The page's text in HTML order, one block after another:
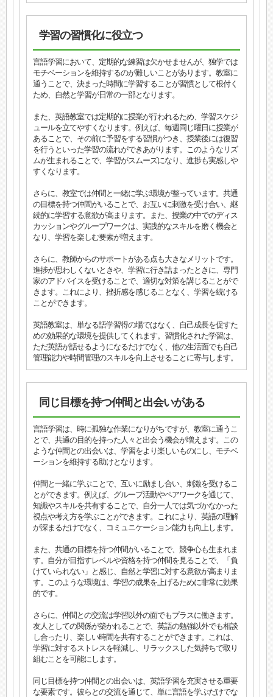
学習の習慣化に役立つ
言語学習において、定期的な練習は欠かせませんが、独学では
モチベーションを維持するのが難しいことがあります。教室に
通うことで、決まった時間に学習することが習慣として根付く
ため、自然と学習が日常の一部となります。
また、英語教室では定期的に授業が行われるため、学習スケジ
ュールを立てやすくなります。例えば、毎週同じ曜日に授業が
あることで、その前に予習をする習慣がつき、授業後には復習
を行うといった学習の流れができあがります。このようなリズ
ムが生まれることで、学習がスムーズになり、進捗も実感しや
すくなります。
さらに、教室では仲間と一緒に学ぶ環境が整っています。共通
の目標を持つ仲間がいることで、お互いに刺激を受け合い、継
続的に学習する意欲が高まります。また、授業の中でのディス
カッションやグループワークは、実践的なスキルを磨く機会と
なり、学習を楽しむ要素が増えます。
さらに、教師からのサポートがある点も大きなメリットです。
進捗が思わしくないときや、学習に行き詰まったときに、専門
家のアドバイスを受けることで、適切な対策を講じることがで
きます。これにより、挫折感を感じることなく、学習を続ける
ことができます。
英語教室は、単なる語学習得の場ではなく、自己成長を促すた
めの効果的な環境を提供してくれます。習慣化された学習は、
ただ英語が話せるようになるだけでなく、他の生活面でも自己
管理能力や時間管理のスキルを向上させることに寄与します。
同じ目標を持つ仲間と出会いがある
言語学習は、時に孤独な作業になりがちですが、教室に通うこ
とで、共通の目的を持った人々と出会う機会が増えます。この
ような仲間との出会いは、学習をより楽しいものにし、モチベ
ーションを維持する助けとなります。
仲間と一緒に学ぶことで、互いに励まし合い、刺激を受けるこ
とができます。例えば、グループ活動やペアワークを通じて、
知識やスキルを共有することで、自分一人では気づかなかった
視点や考え方を学ぶことができます。これにより、英語の理解
が深まるだけでなく、コミュニケーション能力も向上します。
また、共通の目標を持つ仲間がいることで、競争心も生まれま
す。自分が目指すレベルや資格を持つ仲間を見ることで、「負
けていられない」と感じ、自然と学習に対する意欲が高まりま
す。このような環境は、学習の成果を上げるために非常に効果
的です。
さらに、仲間との交流は学習以外の面でもプラスに働きます。
友人としての関係が築かれることで、英語の勉強以外でも相談
し合ったり、楽しい時間を共有することができます。これは、
学習に対するストレスを軽減し、リラックスした気持ちで取り
組むことを可能にします。
同じ目標を持つ仲間との出会いは、英語学習を充実させる重要
な要素です。彼らとの交流を通じて、単に言語を学ぶだけでな